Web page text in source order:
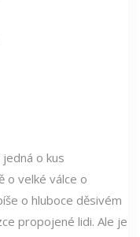
o kus
o velké válce o
o hluboce děsivém
propojené lidi. Ale je